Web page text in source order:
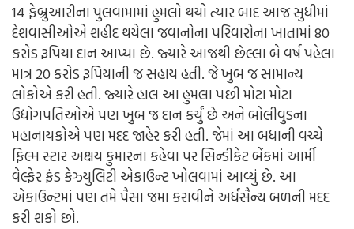
14 ફેબ્રુઆરીના પુલવામામાં હુમલો થયો ત્યાર બાદ આજ સુધીમાં
દેશવાસીઓએ શહીદ થયેલા જવાનોના પરિવારોના ખાતામાં 80
કરોડ રૂપિયા દાન આપ્યા છે. જ્યારે આજથી છેલ્લા બે વર્ષ પહેલા
માત્ર 20 કરોડ રૂપિયાની જ સહાય હતી. જે ખુબ જ સામાન્ય
લોકોએ કરી હતી. જ્યારે હાલ આ હુમલા પછી મોટા મોટા
ઉદ્યોગપતિઓએ પણ ખુબ જ દાન કર્યું છે અને બોલીવુડના
મહાનાયકોએ પણ મદદ જાહેર કરી હતી. જેમાં આ બધાની વચ્ચે
ફિલ્મ સ્ટાર અક્ષય કુમારના કહેવા પર સિન્ડીકેટ બેંકમાં આર્મી
વેલ્ફેર ફંડ કેઝ્યુલિટી એકાઉન્ટ ખોલવામાં આવ્યું છે. આ
એકાઉન્ટમાં પણ તમે પૈસા જમા કરાવીને અર્ધસૈન્ય બળની મદદ
કરી શકો છો.